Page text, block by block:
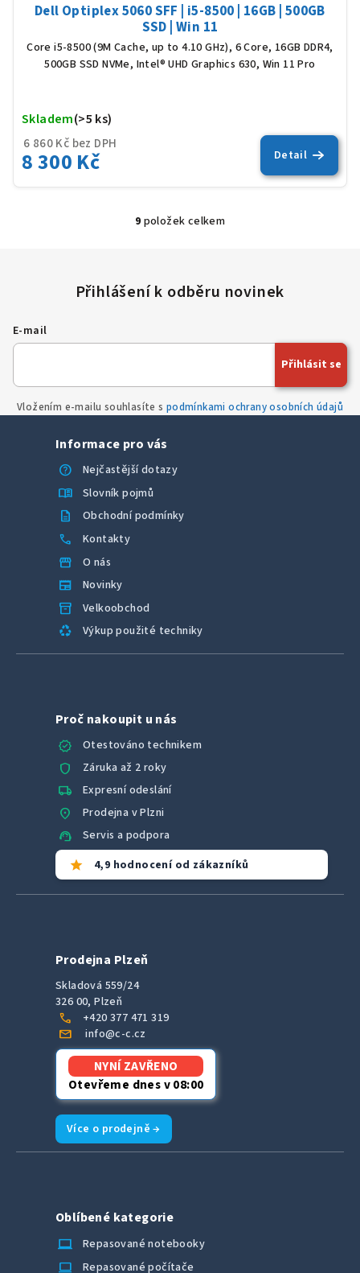
Dell Optiplex 5060 SFF | i5-8500 | 16GB | 500GB
SSD | Win 11
Core i5-8500 (9M Cache, up to 4.10 GHz), 6 Core, 16GB DDR4,
500GB SSD NVMe, Intel® UHD Graphics 630, Win 11 Pro
6 860 Kč bez DPH
8 300 Kč
Skladem(>5 ks)
je
5,0
Detail
O
á
d
c
v
i
9 položek celkem
E-mail
Vložením e-mailu souhlasíte s podmínkami ochrany osobních údajů
Přihlásit se
Informace pro vás
help
Nejčastější dotazy
menu_book Slovník pojmů
description Obchodní podmínky
call Kontakty
storefront O nás
newspaper Novinky
inventory_2 Velkoobchod
recycling Výkup použité techniky
Proč nakoupit u nás
verified
Otestováno technikem
shield Záruka až 2 roky
local_shipping Expresní odeslání
location_on Prodejna v Plzni
support_agent Servis a podpora
star 4,9 hodnocení od zákazníků
Prodejna Plzeň
Skladová 559/24
326 00, Plzeň
call +420 377 471 319
mail info@c-c.cz
NYNÍ ZAVŘENO
Otevřeme dnes v 08:00
Více o prodejně →
Oblíbené kategorie
laptop_chromebook
Repasované notebooky
computer Repasované počítače